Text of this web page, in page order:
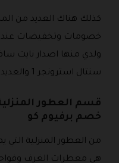
كذلك هناك العديد من
خصومات وتخفيضات عند
ولدي منها اصدار نايت
سنتال استرونجر 1 والعديد من الماركات الأخرى .
قسم العطور
خصم برفيوم كو
من العطور المنزلية
هي معطرات الغرف